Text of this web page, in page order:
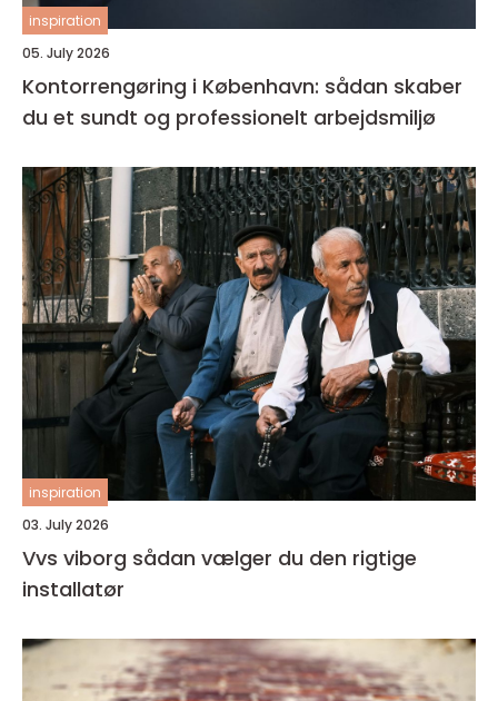
inspiration
05. July 2026
Kontorrengøring i København: sådan skaber
du et sundt og professionelt arbejdsmiljø
inspiration
03. July 2026
Vvs viborg sådan vælger du den rigtige
installatør